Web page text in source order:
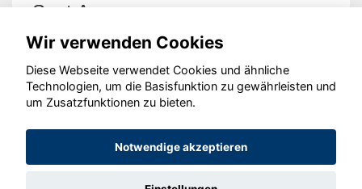
Seat Arona
© konjunkturmotor.de GmbH 2020 - 2026
Wir verwenden Cookies
Diese Webseite verwendet Cookies und ähnliche
Technologien, um die Basisfunktion zu gewährleisten und
um Zusatzfunktionen zu bieten.
Notwendige akzeptieren